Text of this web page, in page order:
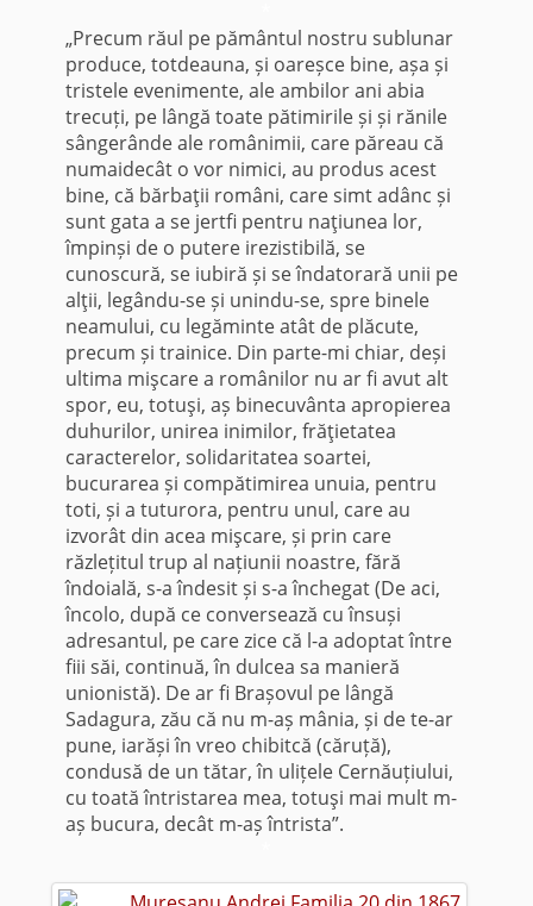
„Precum răul pe pământul nostru sublunar
produce, totdeauna, și oareșce bine, așa și
tristele evenimente, ale ambilor ani abia
trecuți, pe lângă toate pătimirile și și rănile
sângerânde ale românimii, care păreau că
numaidecât o vor nimici, au produs acest
bine, că bărbaţii români, care simt adânc și
sunt gata a se jertfi pentru naţiunea lor,
împinși de o putere irezistibilă, se
cunoscură, se iubiră și se îndatorară unii pe
alţii, legându-se și unindu-se, spre binele
neamului, cu legăminte atât de plăcute,
precum și trainice. Din parte-mi chiar, deși
ultima mişcare a românilor nu ar fi avut alt
spor, eu, totuşi, aș binecuvânta apropierea
duhurilor, unirea inimilor, frăţietatea
caracterelor, solidaritatea soartei,
bucurarea și compătimirea unuia, pentru
toti, și a tuturora, pentru unul, care au
izvorât din acea mişcare, și prin care
răzlețitul trup al națiunii noastre, fără
îndoială, s-a îndesit și s-a închegat (De aci,
încolo, după ce conversează cu însuși
adresantul, pe care zice că l-a adoptat între
fiii săi, continuă, în dulcea sa manieră
unionistă). De ar fi Brașovul pe lângă
Sadagura, zău că nu m-aș mânia, și de te-ar
pune, iarăși în vreo chibitcă (căruță),
condusă de un tătar, în ulițele Cernăuțiului,
cu toată întristarea mea, totuşi mai mult m-
aș bucura, decât m-aș întrista”.